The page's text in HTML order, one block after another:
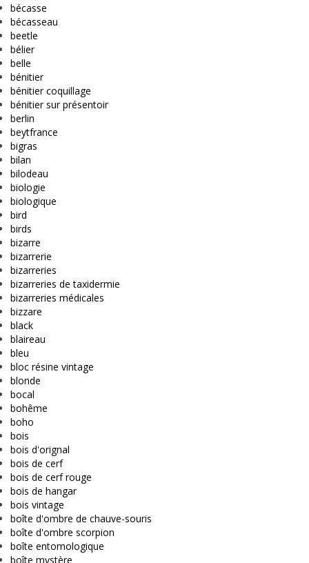
bécasse
bécasseau
beetle
bélier
belle
bénitier
bénitier coquillage
bénitier sur présentoir
berlin
beytfrance
bigras
bilan
bilodeau
biologie
biologique
bird
birds
bizarre
bizarrerie
bizarreries
bizarreries de taxidermie
bizarreries médicales
bizzare
black
blaireau
bleu
bloc résine vintage
blonde
bocal
bohême
boho
bois
bois d'orignal
bois de cerf
bois de cerf rouge
bois de hangar
bois vintage
boîte d'ombre de chauve-souris
boîte d'ombre scorpion
boîte entomologique
boîte mystère